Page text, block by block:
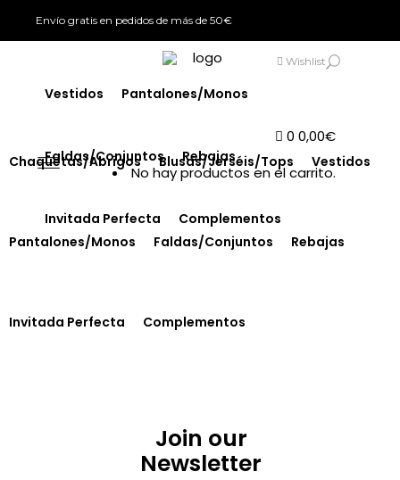
Envío gratis en pedidos de más de 50€
Wishlist
Chaquetas/Abrigos Blusas/Jerséis/Tops Vestidos
Pantalones/Monos Faldas/Conjuntos Rebajas
Invitada Perfecta Complementos
0 0,00€
No hay productos en el carrito.
Chaquetas/Abrigos
Vestidos Pantalones/Monos
Faldas/Conjuntos Rebajas
Invitada Perfecta Complementos
Join our
Newsletter